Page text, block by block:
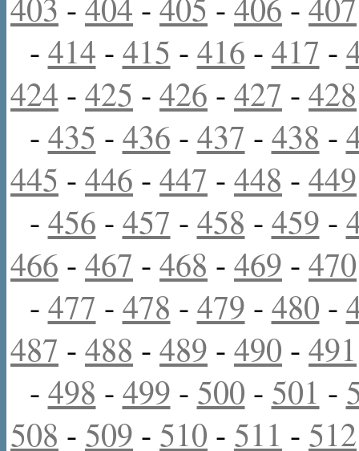
- 414 - 415 - 416 - 417 -
424 - 425 - 426 - 427 - 428
- 435 - 436 - 437 - 438 -
445 - 446 - 447 - 448 - 449
- 456 - 457 - 458 - 459 -
466 - 467 - 468 - 469 - 470
- 477 - 478 - 479 - 480 -
487 - 488 - 489 - 490 - 491
- 498 - 499 - 500 - 501 -
508 - 509 - 510 - 511 - 512